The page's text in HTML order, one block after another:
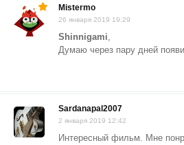
Mistermo
26 января 2019 19:29
Shinnigami,
Думаю через пару дней
Sardanapal2007
2 января 2019 12:42
Интересный фильм. Мне